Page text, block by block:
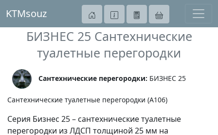
KTMsouz
БИЗНЕС 25 Сантехнические
туалетные перегородки
Сантехнические перегородки: БИЗНЕС 25
Сантехнические туалетные перегородки (A106)
Серия Бизнес 25 – сантехнические туалетные
перегородки из ЛДСП толщиной 25 мм на